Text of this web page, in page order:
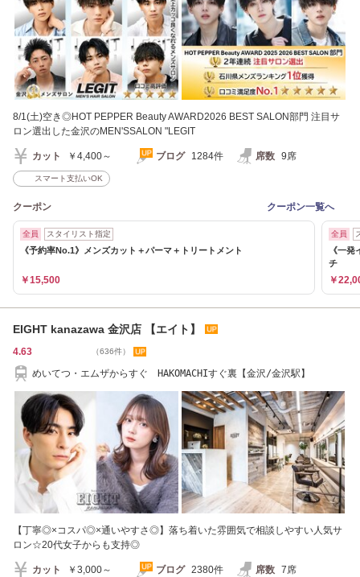
8/1(土)空き◎HOT PEPPER Beauty AWARD2026 BEST SALON部門 注目サ
ロン選出した金沢のMEN'SSALON "LEGIT
カット ￥4,400～ ブログ 1284件 席数 9席
スマート支払いOK
クーポン クーポン一覧へ
全員 スタイリスト指定
《予約率No.1》メンズカット＋パーマ＋トリートメント
￥15,500
全員
《一
チ
￥
EIGHT kanazawa 金沢店 【エイト】
4.63 （636件）
めいてつ・エムザからすぐ HAKOMACHIすぐ裏【金沢/金沢駅】
【丁寧◎×コスパ◎×通いやすさ◎】落ち着いた雰囲気で相談しやすい人気サ
ロン☆20代女子からも支持◎
カット ￥3,000～ ブログ 2380件 席数 7席